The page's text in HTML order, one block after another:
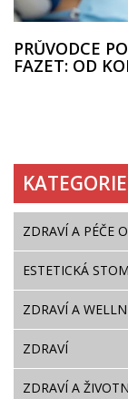
PRŮVODCE
FAZET: OD
KATEGORIE
ZDRAVÍ A PÉČE
ESTETICKÁ
ZDRAVÍ A
ZDRAVÍ
ZDRAVÍ A